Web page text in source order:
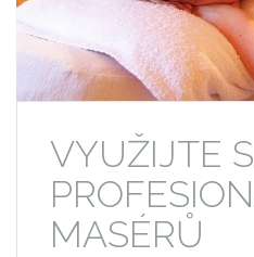
VYUŽIJTE
MASÉRŮ